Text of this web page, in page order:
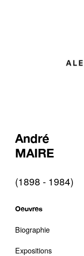
André
MAIRE
(1898 - 1984)
Oeuvres
Biographie
Expositions